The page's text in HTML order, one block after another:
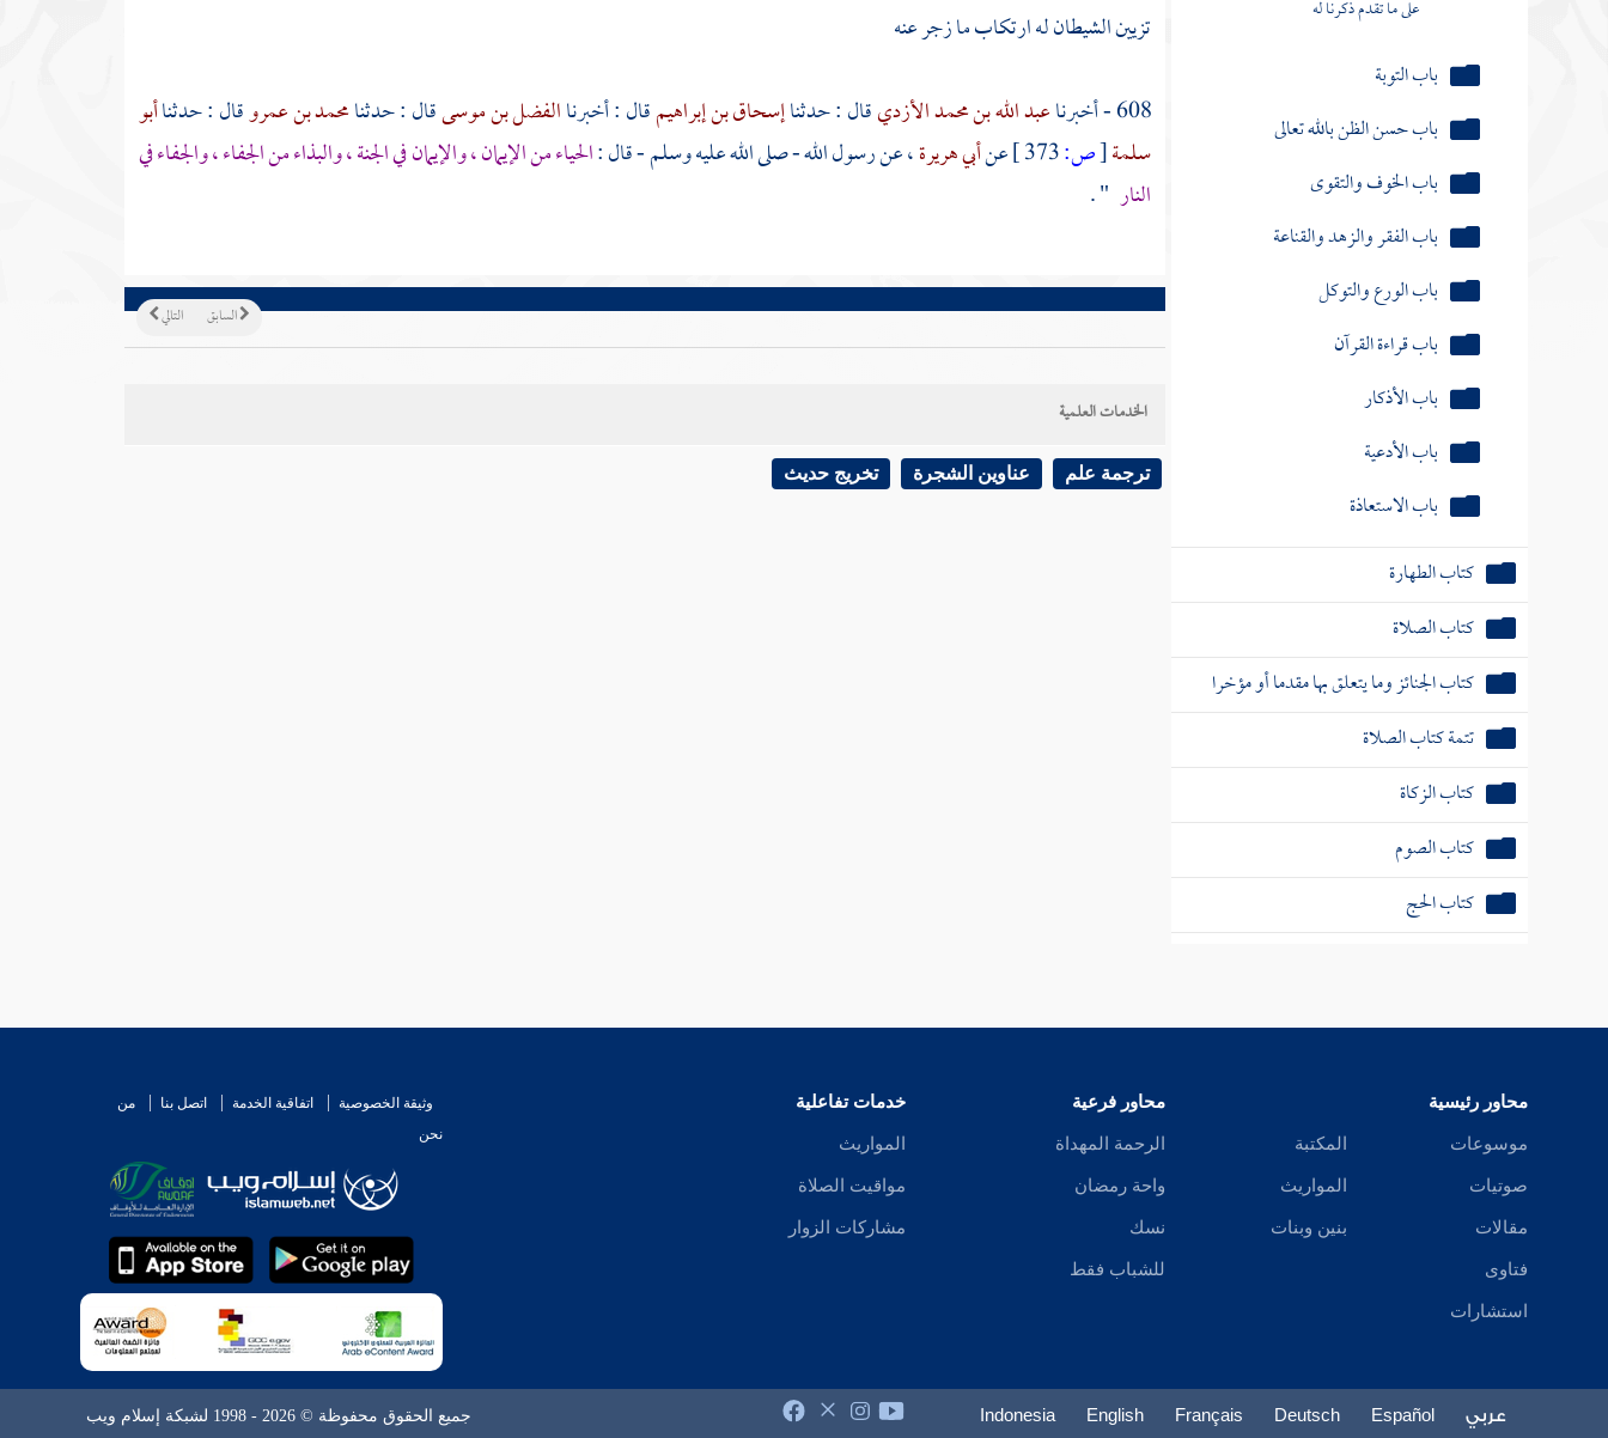
على ما تقدم ذكرنا له
باب التوبة
باب حسن الظن بالله تعالى
باب الخوف والتقوى
باب الفقر والزهد والقناعة
باب الورع والتوكل
باب قراءة القرآن
باب الأذكار
باب الأدعية
باب الاستعاذة
كتاب الطهارة
كتاب الصلاة
كتاب الجنائز وما يتعلق بها مقدما أو مؤخرا
تتمة كتاب الصلاة
كتاب الزكاة
كتاب الصوم
كتاب الحج
كتاب العتق
كتاب الأيمان
كتاب اللقطة
تزيين الشيطان له ارتكاب ما زجر عنه
608 - أخبرنا
عبد الله بن محمد الأزديقال : حدثناإسحاق بن إبراهيمقال : أخبرناالفضل بن موسىقال : حدثنامحمد بن عمروقال : حدثناأبو
سلمة[ص: عنأبي هريرة، عن رسول الله - صلى الله عليه وسلم - قال :الحياء من الإيمان ، والإيمان في الجنة ، والبذاء من الجفاء ، والجفاء في
النار " .
التالي السابق
الخدمات العلمية
ترجمة علم عناوين الشجرة تخريج حديث
محاور رئيسية
موسوعات
صوتيات
مقالات
فتاوى
استشارات
المكتبة
المواريث
بنين وبنات
محاور فرعية
الرحمة المهداة
واحة رمضان
نسك
للشباب فقط
خدمات تفاعلية
المواريث
مواقيت الصلاة
مشاركات الزوار
وثيقة الخصوصية اتفاقية الخدمة اتصل بنا
من
نحن
عربي Español
Deutsch
Français
English
Indonesia جميع الحقوق محفوظة © 2026 - 1998 لشبكة إسلام ويب